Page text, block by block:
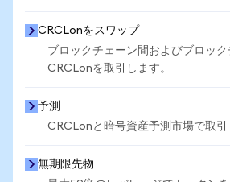
CRCLonをスワップ
ブロックチェーン間およびブロッ
CRCLonを取引します。
予測
CRCLonと暗号資産予測市場で取引
無期限先物